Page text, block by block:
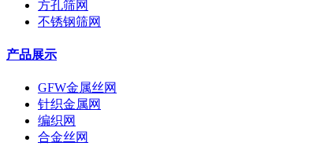
方孔筛网
不锈钢筛网
产品展示
GFW金属丝网
针织金属网
编织网
合金丝网